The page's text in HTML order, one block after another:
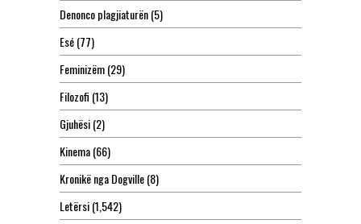
Denonco plagjiaturën(5)
Esé(77)
Feminizëm(29)
Filozofi (13)
Gjuhësi(2)
Kinema(66)
Kronikë nga Dogville(8)
Letërsi(1,542)